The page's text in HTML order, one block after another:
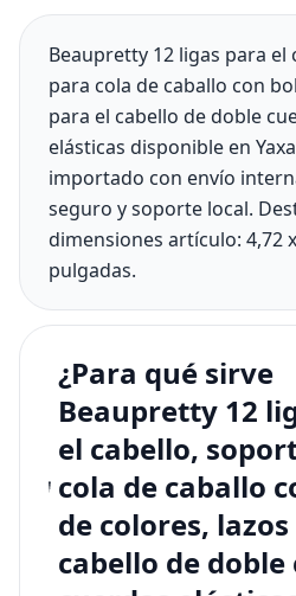
Beaupretty 12 ligas para el
para cola de caballo con
para el cabello de doble
elásticas disponible en
importado con envío
seguro y soporte local.
dimensiones artículo: 4,72
pulgadas.
¿Para qué sirve
Beaupretty 12
el cabello,
cola de caballo
de colores,
cabello de